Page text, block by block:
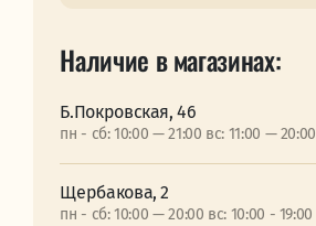
Наличие в магазинах:
Б.Покровская, 46
пн - сб: 10:00 — 21:00 вс: 11:00 — 20:00
Щербакова, 2
пн - сб: 10:00 — 20:00 вс: 10:00 - 19:00